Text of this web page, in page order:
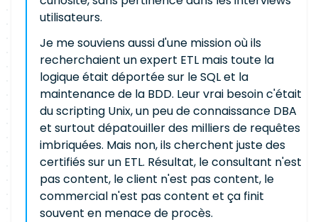
utilisateurs.
Je me souviens aussi d'une mission où ils
recherchaient un expert ETL mais toute la
logique était déportée sur le SQL et la
maintenance de la BDD. Leur vrai besoin c'était
du scripting Unix, un peu de connaissance DBA
et surtout dépatouiller des milliers de requêtes
imbriquées. Mais non, ils cherchent juste des
certifiés sur un ETL. Résultat, le consultant n'est
pas content, le client n'est pas content, le
commercial n'est pas content et ça finit
souvent en menace de procès.